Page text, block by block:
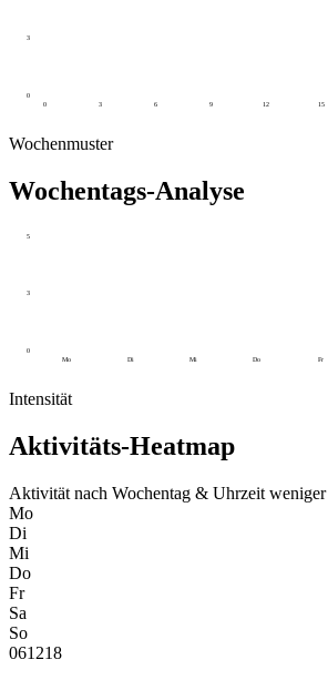
0
3
0 3 6 9 12 15
Wochenmuster
Wochentags-Analyse
0
3
5
Mo Di Mi Do Fr
Intensität
Aktivitäts-Heatmap
Aktivität nach Wochentag & Uhrzeit weniger
Mo
Di
Mi
Do
Fr
Sa
So
061218